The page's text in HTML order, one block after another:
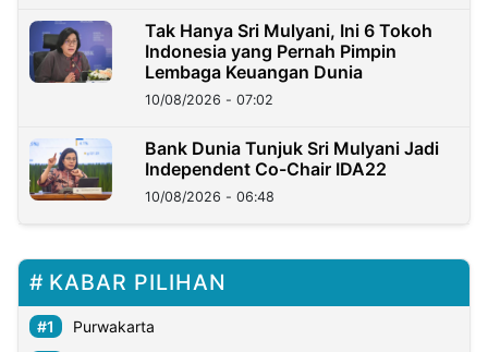
Tak Hanya Sri Mulyani, Ini 6 Tokoh
Indonesia yang Pernah Pimpin
Lembaga Keuangan Dunia
10/08/2026 - 07:02
Bank Dunia Tunjuk Sri Mulyani Jadi
Independent Co-Chair IDA22
10/08/2026 - 06:48
KABAR PILIHAN
Purwakarta